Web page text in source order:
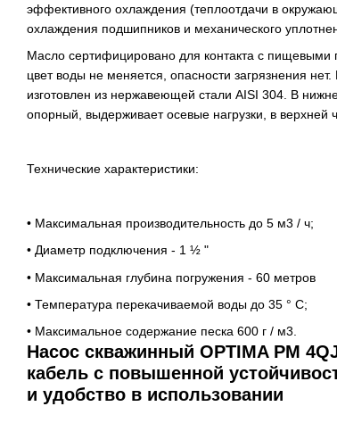
эффективного охлаждения (теплоотдачи в
охлаждения подшипников и механического
Масло сертифицировано для контакта с пищевыми
цвет воды не меняется, опасности загрязнения нет.
изготовлен из нержавеющей стали AISI 304. В
опорный, выдерживает осевые нагрузки, в верхней
Технические характеристики:
• Максимальная производительность до 5 м3 / ч;
• Диаметр подключения - 1 ½ "
• Максимальная глубина погружения - 60 метров
• Температура перекачиваемой воды до 35 ° С;
• Максимальное содержание песка 600 г / м3.
Насос скважинный OPTIMA PM
кабель с повышенной
и удобство в использовании